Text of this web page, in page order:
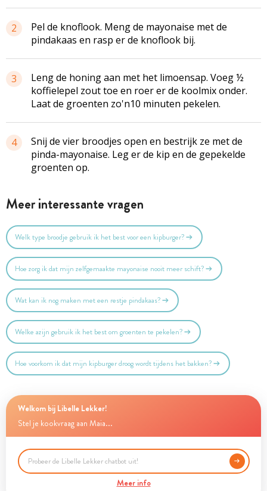
2
Pel de knoflook. Meng de mayonaise met de
pindakaas en rasp er de knoflook bij.
3
Leng de honing aan met het limoensap. Voeg ½
koffielepel zout toe en roer er de koolmix onder.
Laat de groenten zo'n10 minuten pekelen.
4
Snij de vier broodjes open en bestrijk ze met de
pinda-mayonaise. Leg er de kip en de gepekelde
groenten op.
Meer interessante vragen
Welk type broodje gebruik ik het best voor een kipburger?
Hoe zorg ik dat mijn zelfgemaakte mayonaise nooit meer schift?
Wat kan ik nog maken met een restje pindakaas?
Welke azijn gebruik ik het best om groenten te pekelen?
Hoe voorkom ik dat mijn kipburger droog wordt tijdens het bakken?
Welkom bij Libelle Lekker!
Stel je kookvraag aan Maia...
Meer info